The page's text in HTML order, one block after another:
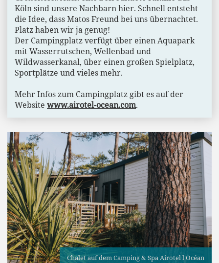
Köln sind unsere Nachbarn hier. Schnell entsteht
die Idee, dass Matos Freund bei uns übernachtet.
Platz haben wir ja genug!
Der Campingplatz verfügt über einen Aquapark
mit Wasserrutschen, Wellenbad und
Wildwasserkanal, über einen großen Spielplatz,
Sportplätze und vieles mehr.
Mehr Infos zum Campingplatz gibt es auf der
Website www.airotel-ocean.com.
Chalet auf dem Camping & Spa Airotel l'Océan